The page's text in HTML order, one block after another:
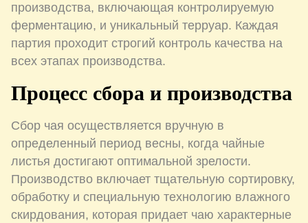
производства, включающая контролируемую
ферментацию, и уникальный терруар. Каждая
партия проходит строгий контроль качества на
всех этапах производства.
Процесс сбора и производства
Сбор чая осуществляется вручную в
определенный период весны, когда чайные
листья достигают оптимальной зрелости.
Производство включает тщательную сортировку,
обработку и специальную технологию влажного
скирдования, которая придает чаю характерные